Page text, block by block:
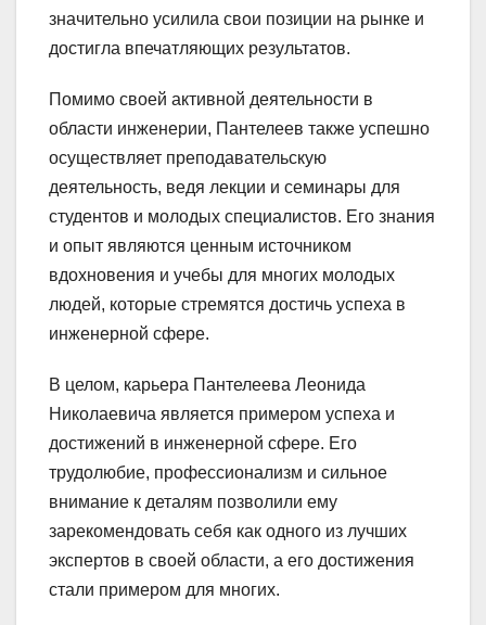
значительно усилила свои позиции на рынке и
достигла впечатляющих результатов.
Помимо своей активной деятельности в
области инженерии, Пантелеев также успешно
осуществляет преподавательскую
деятельность, ведя лекции и семинары для
студентов и молодых специалистов. Его знания
и опыт являются ценным источником
вдохновения и учебы для многих молодых
людей, которые стремятся достичь успеха в
инженерной сфере.
В целом, карьера Пантелеева Леонида
Николаевича является примером успеха и
достижений в инженерной сфере. Его
трудолюбие, профессионализм и сильное
внимание к деталям позволили ему
зарекомендовать себя как одного из лучших
экспертов в своей области, а его достижения
стали примером для многих.